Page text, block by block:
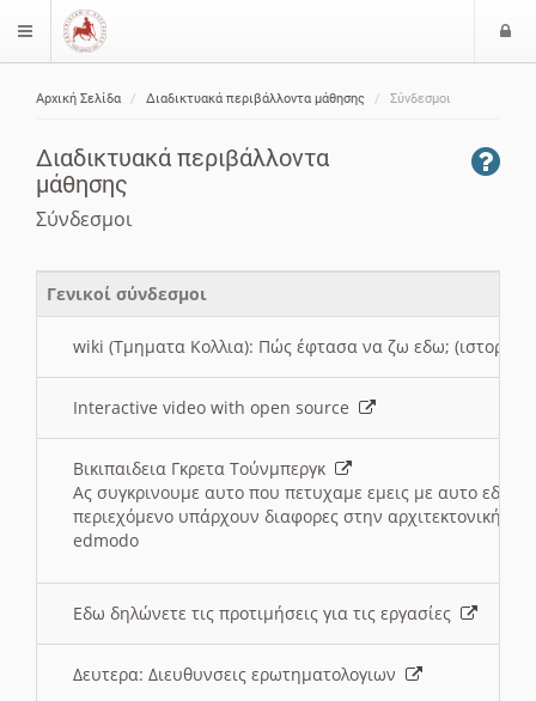
$langMenu
Αρχική Σελίδα Διαδικτυακά περιβάλλοντα μάθησης Σύνδεσμοι
Διαδικτυακά περιβάλλοντα
μάθησης
Σύνδεσμοι
Γενικοί σύνδεσμοι
wiki (Τμηματα Κολλια): Πώς έφτασα να ζω εδω; (ιστορια)
Interactive video with open source
Βικιπαιδεια Γκρετα Τούνμπεργκ
Ας συγκρινουμε αυτο που πετυχαμε εμεις με αυτο εδω
περιεχόμενο υπάρχουν διαφορες στην αρχιτεκτονική
edmodo
Εδω δηλώνετε τις προτιμήσεις για τις εργασίες
Δευτερα: Διευθυνσεις ερωτηματολογιων